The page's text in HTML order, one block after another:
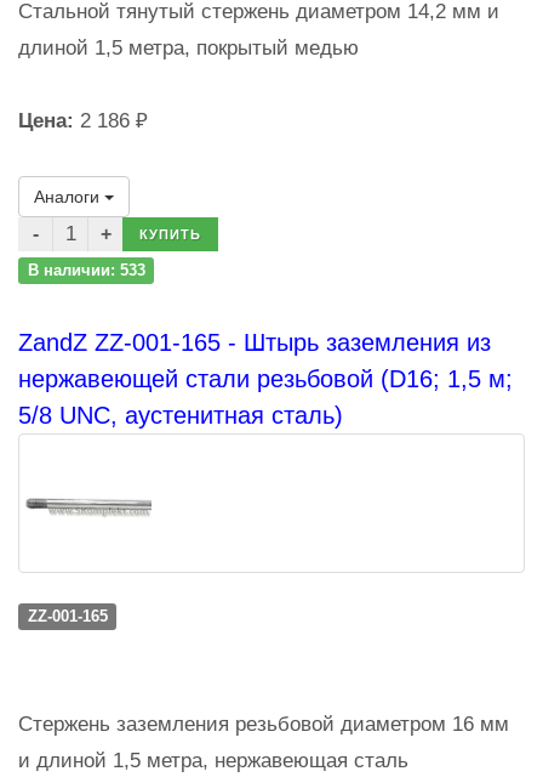
Стальной тянутый стержень диаметром 14,2 мм и
длиной 1,5 метра, покрытый медью
Цена: 2 186 ₽
Аналоги
КУПИТЬ
В наличии: 533
ZandZ ZZ-001-165 - Штырь заземления из
нержавеющей стали резьбовой (D16; 1,5 м;
5/8 UNC, аустенитная сталь)
ZZ-001-165
Стержень заземления резьбовой диаметром 16 мм
и длиной 1,5 метра, нержавеющая сталь